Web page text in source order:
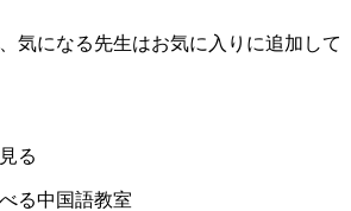
気になる先生はお気に入りに追加して
る
る中国語教室